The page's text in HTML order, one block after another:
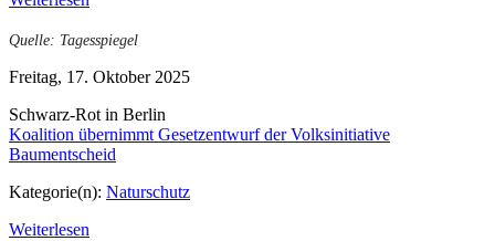
Quelle: Tagesspiegel
Freitag, 17. Oktober 2025
Schwarz-Rot in Berlin
Koalition übernimmt Gesetzentwurf der Volksinitiative
Baumentscheid
Kategorie(n): Naturschutz
Weiterlesen